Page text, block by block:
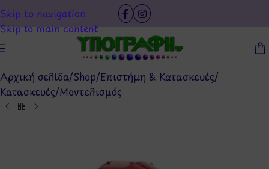
Skip to navigation
Skip to main content
Αρχική σελίδα/Shop/Επιστήμη & Κατασκευές/
Κατασκευές/Μοντελισμός